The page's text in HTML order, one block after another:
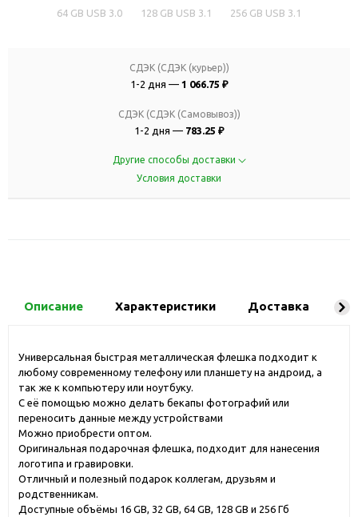
64 GB USB 3.0 128 GB USB 3.1 256 GB USB 3.1
СДЭК (СДЭК (курьер))
1-2 дня — 1 066.75 ₽
СДЭК (СДЭК (Самовывоз))
1-2 дня — 783.25 ₽
Другие способы доставки
Условия доставки
Описание Характеристики Доставка
Универсальная быстрая металлическая флешка подходит к
любому современному телефону или планшету на андроид, а
так же к компьютеру или ноутбуку.
С её помощью можно делать бекапы фотографий или
переносить данные между устройствами
Можно приобрести оптом.
Оригинальная подарочная флешка, подходит для нанесения
логотипа и гравировки.
Отличный и полезный подарок коллегам, друзьям и
родственникам.
Доступные объёмы 16 GB, 32 GB, 64 GB, 128 GB и 256 Гб